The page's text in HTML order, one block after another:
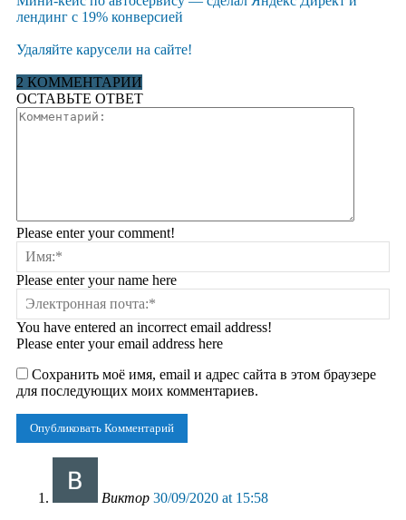
лендинг с 19% конверсией
Удаляйте карусели на сайте!
2 КОММЕНТАРИИ
ОСТАВЬТЕ ОТВЕТ
Please enter your comment!
Please enter your name here
You have entered an incorrect email address!
Please enter your email address here
Сохранить моё имя, email и адрес сайта в этом браузере
для последующих моих комментариев.
Виктор 30/09/2020 at 15:58